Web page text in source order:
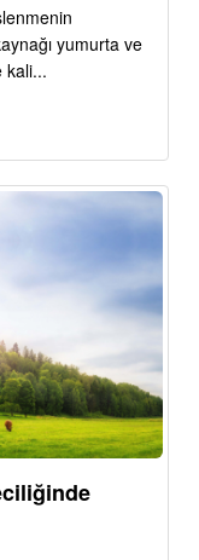
yumurta ve
kali...